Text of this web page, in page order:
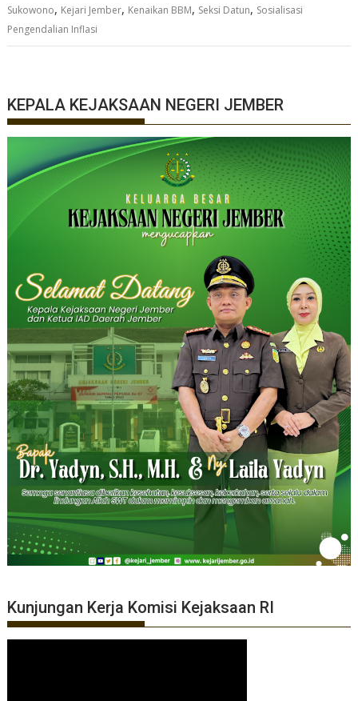
Sukowono, Kejari Jember, Kenaikan BBM, Seksi Datun, Sosialisasi
Pengendalian Inflasi
KEPALA KEJAKSAAN NEGERI JEMBER
Kunjungan Kerja Komisi Kejaksaan RI